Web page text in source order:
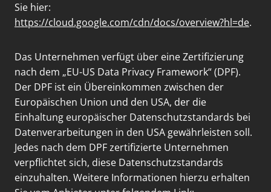
Sie hier:
https://cloud.google.com/cdn/docs/overview?hl=de.
Das Unternehmen verfügt über eine Zertifizierung
nach dem „EU-US Data Privacy Framework“ (DPF).
Der DPF ist ein Übereinkommen zwischen der
Europäischen Union und den USA, der die
Einhaltung europäischer Datenschutzstandards bei
Datenverarbeitungen in den USA gewährleisten soll.
Jedes nach dem DPF zertifizierte Unternehmen
verpflichtet sich, diese Datenschutzstandards
einzuhalten. Weitere Informationen hierzu erhalten